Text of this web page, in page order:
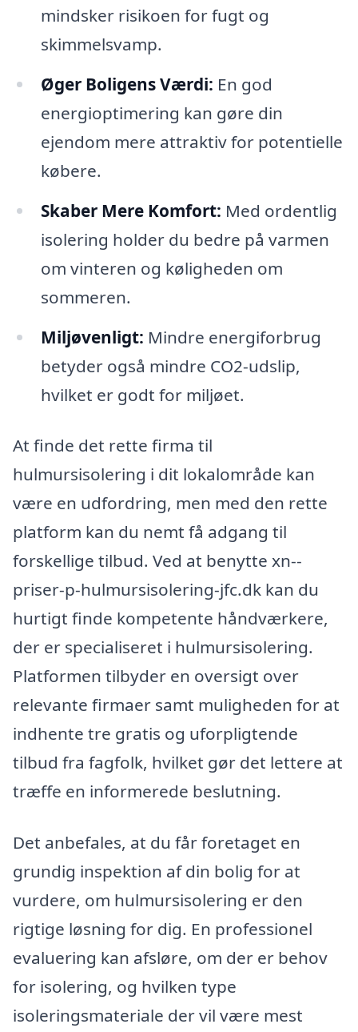
mindsker risikoen for fugt og
skimmelsvamp.
Øger Boligens Værdi: En god
energioptimering kan gøre din
ejendom mere attraktiv for potentielle
købere.
Skaber Mere Komfort: Med ordentlig
isolering holder du bedre på varmen
om vinteren og køligheden om
sommeren.
Miljøvenligt: Mindre energiforbrug
betyder også mindre CO2-udslip,
hvilket er godt for miljøet.
At finde det rette firma til
hulmursisolering i dit lokalområde kan
være en udfordring, men med den rette
platform kan du nemt få adgang til
forskellige tilbud. Ved at benytte xn--
priser-p-hulmursisolering-jfc.dk kan du
hurtigt finde kompetente håndværkere,
der er specialiseret i hulmursisolering.
Platformen tilbyder en oversigt over
relevante firmaer samt muligheden for at
indhente tre gratis og uforpligtende
tilbud fra fagfolk, hvilket gør det lettere at
træffe en informerede beslutning.
Det anbefales, at du får foretaget en
grundig inspektion af din bolig for at
vurdere, om hulmursisolering er den
rigtige løsning for dig. En professionel
evaluering kan afsløre, om der er behov
for isolering, og hvilken type
isoleringsmateriale der vil være mest